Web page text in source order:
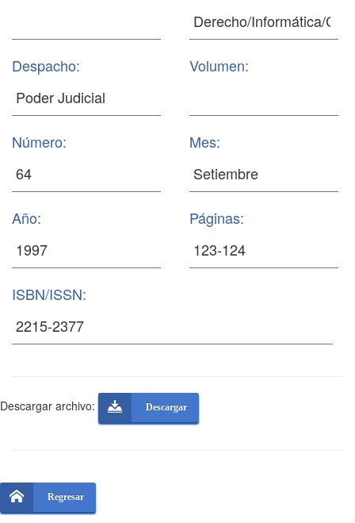
Despacho: Volumen:
Número: Mes:
Año: Páginas:
ISBN/ISSN:
Descargar archivo: Descargar
Regresar